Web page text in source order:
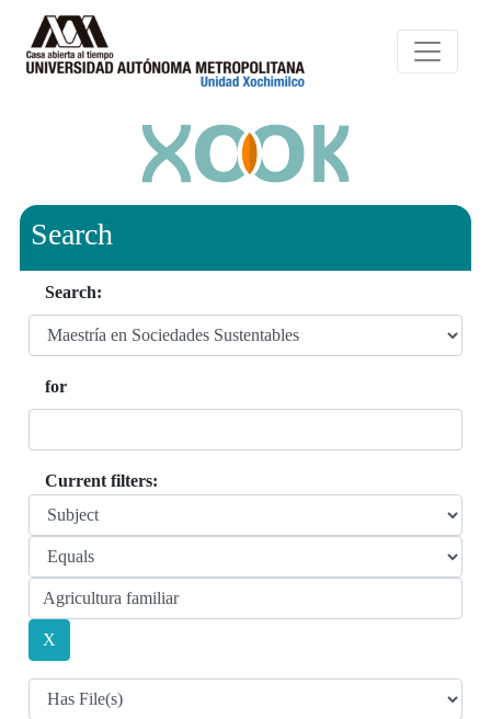
Search
Search:
for
Current filters: